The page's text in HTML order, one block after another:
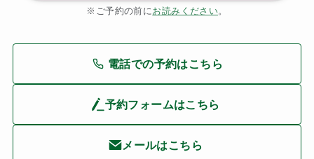
※ご予約の前にお読みください。
電話での予約はこちら
予約フォームはこちら
メールはこちら